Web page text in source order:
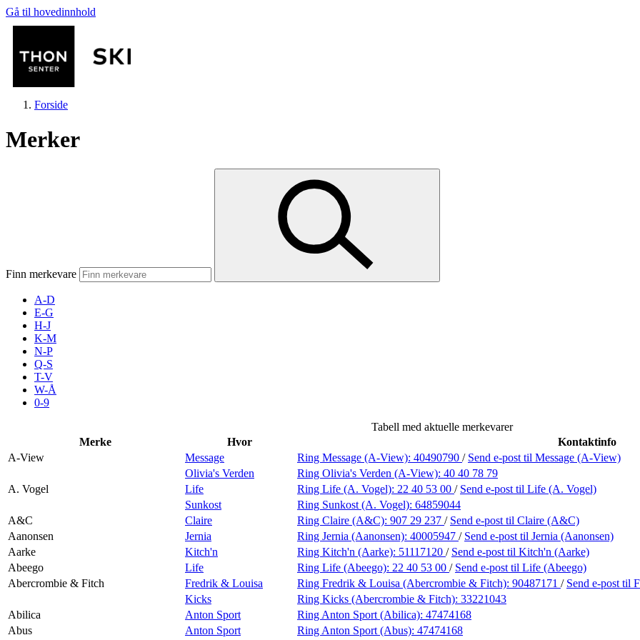
Gå til hovedinnhold
Mat og drikke
Inspirasjon
Forside
Merker
Finn merkevare
A-D
E-G
H-J
K-M
N-P
Q-S
T-V
W-Å
0-9
Tabell med aktuelle merkevarer
Merke
Hvor
Kontaktinfo
A-View
Message Ring Message (A-View): 40490790 / Send e-post til Message (A-View)
Olivia's Verden
Ring Olivia's Verden (A-View): 40 40 78 79
A. Vogel
Life Ring Life (A. Vogel): 22 40 53 00 / Send e-post til Life (A. Vogel)
Sunkost
Ring Sunkost (A. Vogel): 64859044
A&C
Claire Ring Claire (A&C): 907 29 237 / Send e-post til Claire (A&C)
Aanonsen
Jernia Ring Jernia (Aanonsen): 40005947 / Send e-post til Jernia (Aanonsen)
Aarke
Kitch'n Ring Kitch'n (Aarke): 51117120 / Send e-post til Kitch'n (Aarke)
Abeego
Life Ring Life (Abeego): 22 40 53 00 / Send e-post til Life (Abeego)
Abercrombie & Fitch
Fredrik & Louisa Ring Fredrik & Louisa (Abercrombie & Fitch): 90487171 / Send e-post til
Kicks
Ring Kicks (Abercrombie & Fitch): 33221043
Abilica
Anton Sport Ring Anton Sport (Abilica): 47474168
Abus
Anton Sport Ring Anton Sport (Abus): 47474168